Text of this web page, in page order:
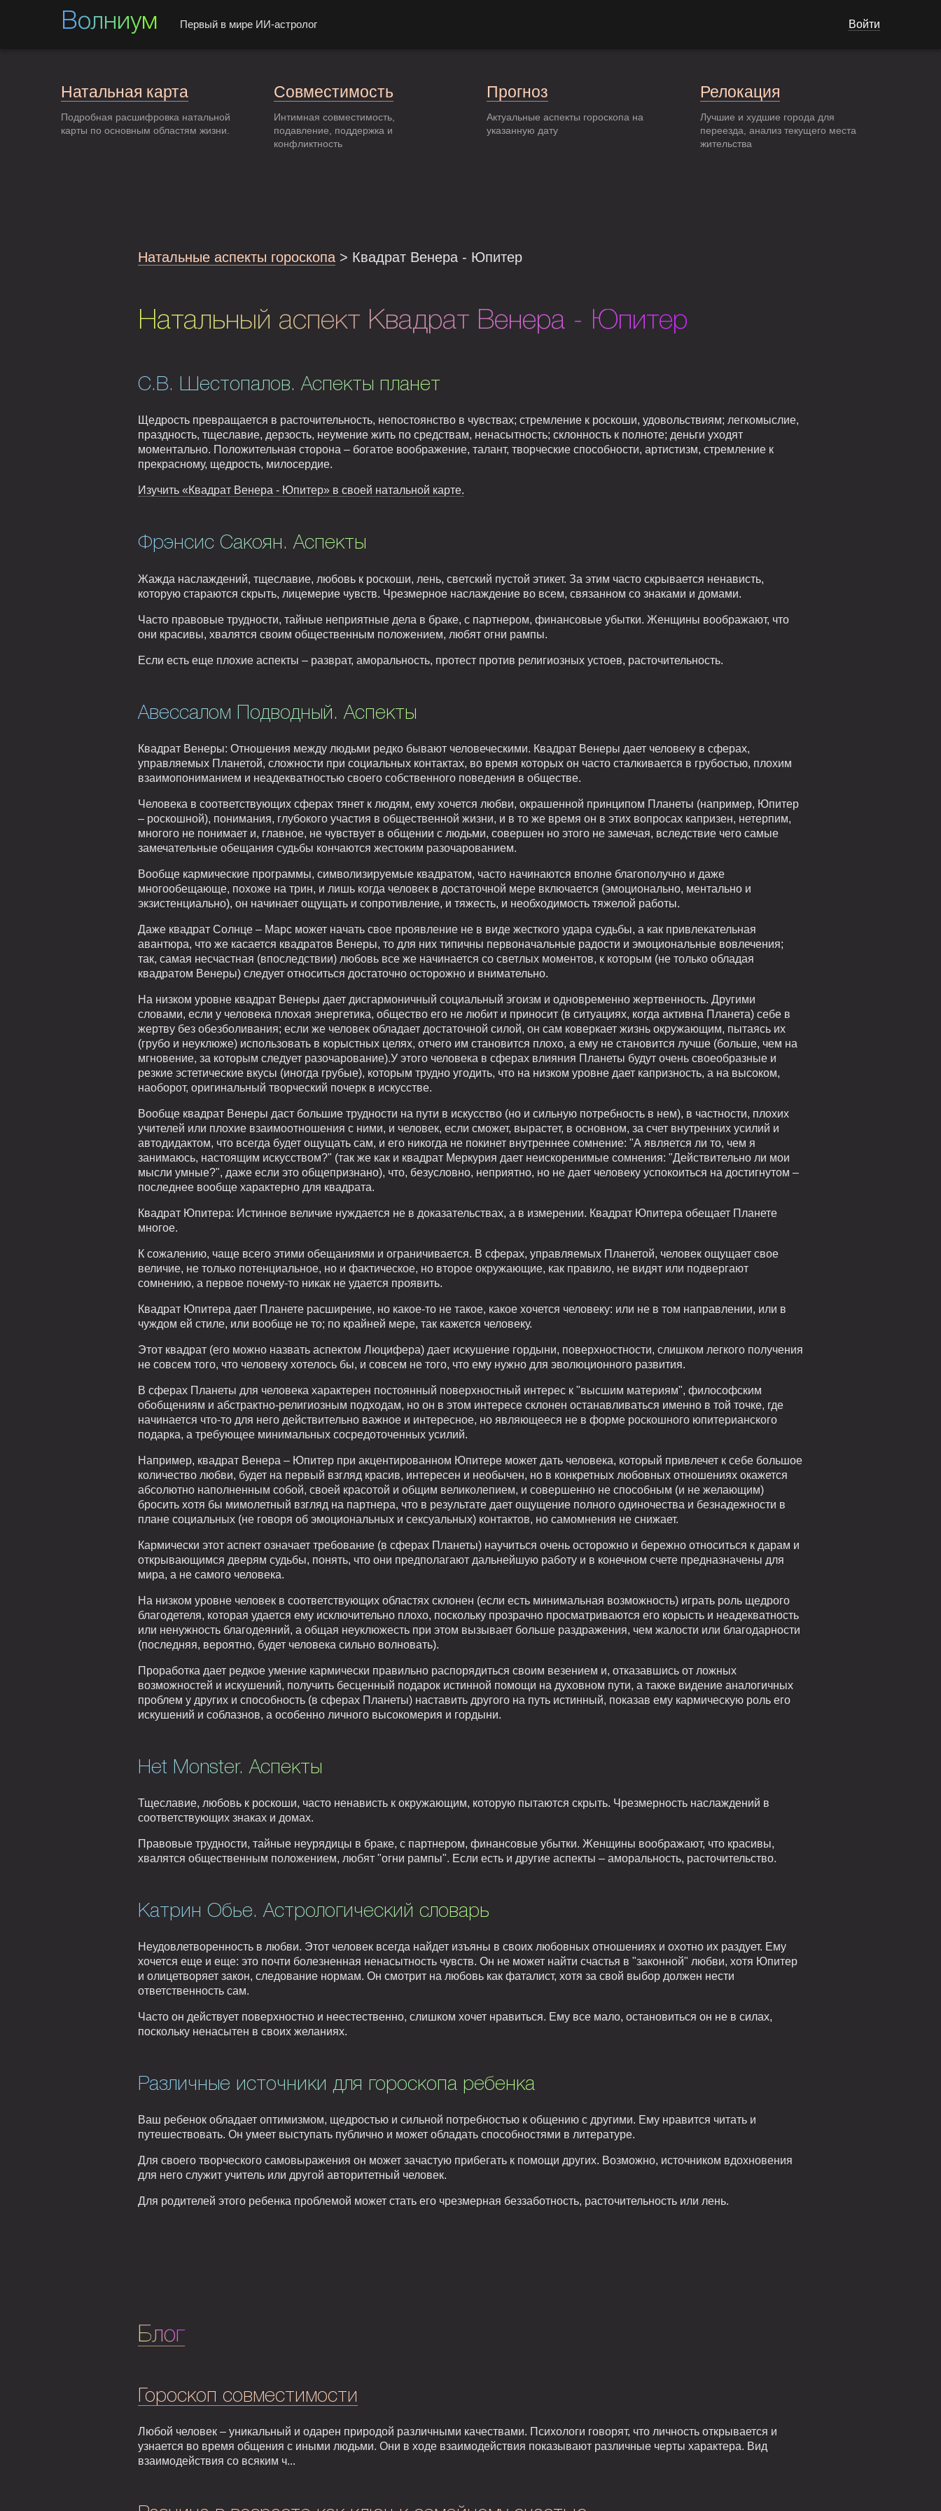
Волниум Первый в мире ИИ-астролог Войти
Натальная карта
Подробная расшифровка натальной
карты по основным областям жизни.
Совместимость
Интимная совместимость,
подавление, поддержка и
конфликтность
Прогноз
Актуальные аспекты гороскопа на
указанную дату
Релокация
Лучшие и худшие города для
переезда, анализ текущего места
жительства
Натальные аспекты гороскопа > Квадрат Венера - Юпитер
Натальный аспект Квадрат Венера - Юпитер
С.В. Шестопалов. Аспекты планет
Щедрость превращается в расточительность, непостоянство в чувствах; стремление к роскоши, удовольствиям; легкомыслие,
праздность, тщеславие, дерзость, неумение жить по средствам, ненасытность; склонность к полноте; деньги уходят
моментально. Положительная сторона – богатое воображение, талант, творческие способности, артистизм, стремление к
прекрасному, щедрость, милосердие.
Изучить «Квадрат Венера - Юпитер» в своей натальной карте.
Фрэнсис Сакоян. Аспекты
Жажда наслаждений, тщеславие, любовь к роскоши, лень, светский пустой этикет. За этим часто скрывается ненависть,
которую стараются скрыть, лицемерие чувств. Чрезмерное наслаждение во всем, связанном со знаками и домами.
Часто правовые трудности, тайные неприятные дела в браке, с партнером, финансовые убытки. Женщины воображают, что
они красивы, хвалятся своим общественным положением, любят огни рампы.
Если есть еще плохие аспекты – разврат, аморальность, протест против религиозных устоев, расточительность.
Авессалом Подводный. Аспекты
Квадрат Венеры: Отношения между людьми редко бывают человеческими. Квадрат Венеры дает человеку в сферах,
управляемых Планетой, сложности при социальных контактах, во время которых он часто сталкивается в грубостью, плохим
взаимопониманием и неадекватностью своего собственного поведения в обществе.
Человека в соответствующих сферах тянет к людям, ему хочется любви, окрашенной принципом Планеты (например, Юпитер
– роскошной), понимания, глубокого участия в общественной жизни, и в то же время он в этих вопросах капризен, нетерпим,
многого не понимает и, главное, не чувствует в общении с людьми, совершен но этого не замечая, вследствие чего самые
замечательные обещания судьбы кончаются жестоким разочарованием.
Вообще кармические программы, символизируемые квадратом, часто начинаются вполне благополучно и даже
многообещающе, похоже на трин, и лишь когда человек в достаточной мере включается (эмоционально, ментально и
экзистенциально), он начинает ощущать и сопротивление, и тяжесть, и необходимость тяжелой работы.
Даже квадрат Солнце – Марс может начать свое проявление не в виде жесткого удара судьбы, а как привлекательная
авантюра, что же касается квадратов Венеры, то для них типичны первоначальные радости и эмоциональные вовлечения;
так, самая несчастная (впоследствии) любовь все же начинается со светлых моментов, к которым (не только обладая
квадратом Венеры) следует относиться достаточно осторожно и внимательно.
На низком уровне квадрат Венеры дает дисгармоничный социальный эгоизм и одновременно жертвенность. Другими
словами, если у человека плохая энергетика, общество его не любит и приносит (в ситуациях, когда активна Планета) себе в
жертву без обезболивания; если же человек обладает достаточной силой, он сам коверкает жизнь окружающим, пытаясь их
(грубо и неуклюже) использовать в корыстных целях, отчего им становится плохо, а ему не становится лучше (больше, чем на
мгновение, за которым следует разочарование).У этого человека в сферах влияния Планеты будут очень своеобразные и
резкие эстетические вкусы (иногда грубые), которым трудно угодить, что на низком уровне дает капризность, а на высоком,
наоборот, оригинальный творческий почерк в искусстве.
Вообще квадрат Венеры даст большие трудности на пути в искусство (но и сильную потребность в нем), в частности, плохих
учителей или плохие взаимоотношения с ними, и человек, если сможет, вырастет, в основном, за счет внутренних усилий и
автодидактом, что всегда будет ощущать сам, и его никогда не покинет внутреннее сомнение: "А является ли то, чем я
занимаюсь, настоящим искусством?" (так же как и квадрат Меркурия дает неискоренимые сомнения: "Действительно ли мои
мысли умные?", даже если это общепризнано), что, безусловно, неприятно, но не дает человеку успокоиться на достигнутом –
последнее вообще характерно для квадрата.
Квадрат Юпитера: Истинное величие нуждается не в доказательствах, а в измерении. Квадрат Юпитера обещает Планете
многое.
К сожалению, чаще всего этими обещаниями и ограничивается. В сферах, управляемых Планетой, человек ощущает свое
величие, не только потенциальное, но и фактическое, но второе окружающие, как правило, не видят или подвергают
сомнению, а первое почему-то никак не удается проявить.
Квадрат Юпитера дает Планете расширение, но какое-то не такое, какое хочется человеку: или не в том направлении, или в
чуждом ей стиле, или вообще не то; по крайней мере, так кажется человеку.
Этот квадрат (его можно назвать аспектом Люцифера) дает искушение гордыни, поверхностности, слишком легкого получения
не совсем того, что человеку хотелось бы, и совсем не того, что ему нужно для эволюционного развития.
В сферах Планеты для человека характерен постоянный поверхностный интерес к "высшим материям", философским
обобщениям и абстрактно-религиозным подходам, но он в этом интересе склонен останавливаться именно в той точке, где
начинается что-то для него действительно важное и интересное, но являющееся не в форме роскошного юпитерианского
подарка, а требующее минимальных сосредоточенных усилий.
Например, квадрат Венера – Юпитер при акцентированном Юпитере может дать человека, который привлечет к себе большое
количество любви, будет на первый взгляд красив, интересен и необычен, но в конкретных любовных отношениях окажется
абсолютно наполненным собой, своей красотой и общим великолепием, и совершенно не способным (и не желающим)
бросить хотя бы мимолетный взгляд на партнера, что в результате дает ощущение полного одиночества и безнадежности в
плане социальных (не говоря об эмоциональных и сексуальных) контактов, но самомнения не снижает.
Кармически этот аспект означает требование (в сферах Планеты) научиться очень осторожно и бережно относиться к дарам и
открывающимся дверям судьбы, понять, что они предполагают дальнейшую работу и в конечном счете предназначены для
мира, а не самого человека.
На низком уровне человек в соответствующих областях склонен (если есть минимальная возможность) играть роль щедрого
благодетеля, которая удается ему исключительно плохо, поскольку прозрачно просматриваются его корысть и неадекватность
или ненужность благодеяний, а общая неуклюжесть при этом вызывает больше раздражения, чем жалости или благодарности
(последняя, вероятно, будет человека сильно волновать).
Проработка дает редкое умение кармически правильно распорядиться своим везением и, отказавшись от ложных
возможностей и искушений, получить бесценный подарок истинной помощи на духовном пути, а также видение аналогичных
проблем у других и способность (в сферах Планеты) наставить другого на путь истинный, показав ему кармическую роль его
искушений и соблазнов, а особенно личного высокомерия и гордыни.
Het Monster. Аспекты
Тщеславие, любовь к роскоши, часто ненависть к окружающим, которую пытаются скрыть. Чрезмерность наслаждений в
соответствующих знаках и домах.
Правовые трудности, тайные неурядицы в браке, с партнером, финансовые убытки. Женщины воображают, что красивы,
хвалятся общественным положением, любят "огни рампы". Если есть и другие аспекты – аморальность, расточительство.
Катрин Обье. Астрологический словарь
Неудовлетворенность в любви. Этот человек всегда найдет изъяны в своих любовных отношениях и охотно их раздует. Ему
хочется еще и еще: это почти болезненная ненасытность чувств. Он не может найти счастья в "законной" любви, хотя Юпитер
и олицетворяет закон, следование нормам. Он смотрит на любовь как фаталист, хотя за свой выбор должен нести
ответственность сам.
Часто он действует поверхностно и неестественно, слишком хочет нравиться. Ему все мало, остановиться он не в силах,
поскольку ненасытен в своих желаниях.
Различные источники для гороскопа ребенка
Ваш ребенок обладает оптимизмом, щедростью и сильной потребностью к общению с другими. Ему нравится читать и
путешествовать. Он умеет выступать публично и может обладать способностями в литературе.
Для своего творческого самовыражения он может зачастую прибегать к помощи других. Возможно, источником вдохновения
для него служит учитель или другой авторитетный человек.
Для родителей этого ребенка проблемой может стать его чрезмерная беззаботность, расточительность или лень.
Блог
Гороскоп совместимости
Любой человек – уникальный и одарен природой различными качествами. Психологи говорят, что личность открывается и
узнается во время общения с иными людьми. Они в ходе взаимодействия показывают различные черты характера. Вид
взаимодействия со всяким ч...